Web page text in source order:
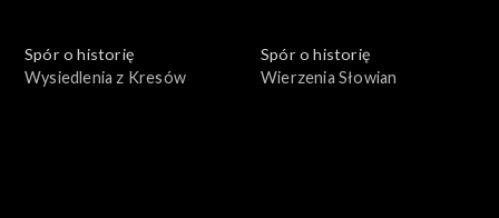
Spór o historię
Wysiedlenia z Kresów
Spór o historię
Wierzenia Słowian